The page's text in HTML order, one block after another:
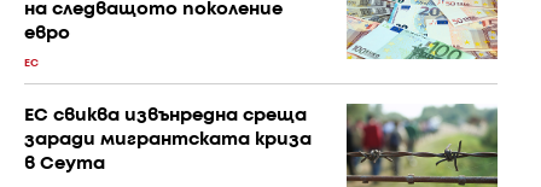
на следващото поколение
евро
ЕС
ЕС свиква извънредна среща
заради мигрантската криза
в Сеута